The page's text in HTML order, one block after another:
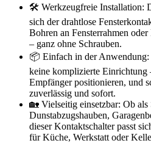
🛠️ Werkzeugfreie Installation:
sich der drahtlose
Bohren an Fensterrahmen
– ganz ohne Schrauben.
📦 Einfach in der
keine komplizierte Einrichtung
Empfänger positionieren, und
zuverlässig und sofort.
🏡 Vielseitig einsetzbar: Ob als
Dunstabzugshauben,
dieser Kontaktschalter passt
für Küche, Werkstatt oder